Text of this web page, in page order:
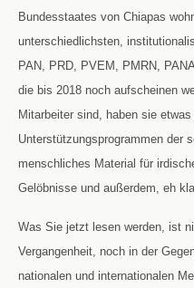
Bundesstaates von Chiapas
unterschiedlichsten,
PAN, PRD, PVEM, PMRN,
die bis 2018 noch aufscheinen
Mitarbeiter sind, haben sie
Unterstützungsprogrammen der
menschliches Material für
Gelöbnisse und außerdem, eh
Was Sie jetzt lesen werden, ist
Vergangenheit, noch in der
nationalen und internationalen